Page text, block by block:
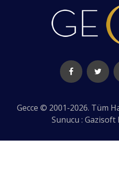
Gecce © 2001-2026. Tüm
Sunucu : Gazisoft